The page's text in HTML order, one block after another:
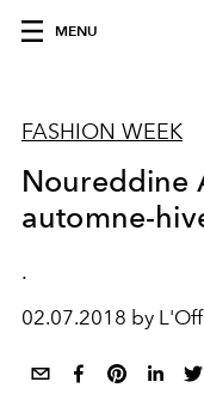
MENU
FASHION WEEK
Noureddine
automne-
.
02.07.2018 by